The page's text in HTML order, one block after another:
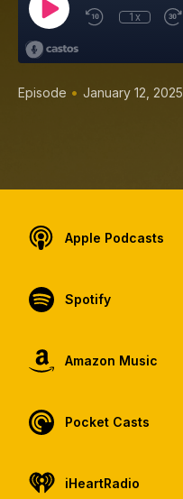
1x
Episode • January 12, 2025
Apple Podcasts
Spotify
Amazon Music
Pocket Casts
iHeartRadio